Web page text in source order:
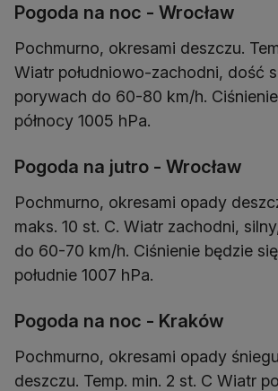
Pogoda na noc - Wrocław
Pochmurno, okresami deszczu.
Wiatr południowo-zachodni, dość
porywach do 60-80 km/h.
Pogoda na jutro - Wrocław
Pochmurno, okresami opady
maks. 10 st. C. Wiatr zachodni,
do 60-70 km/h. Ciśnienie będzie
Pogoda na noc - Kraków
Pochmurno, okresami opady
deszczu. Temp. min. 2 st. C Wiatr